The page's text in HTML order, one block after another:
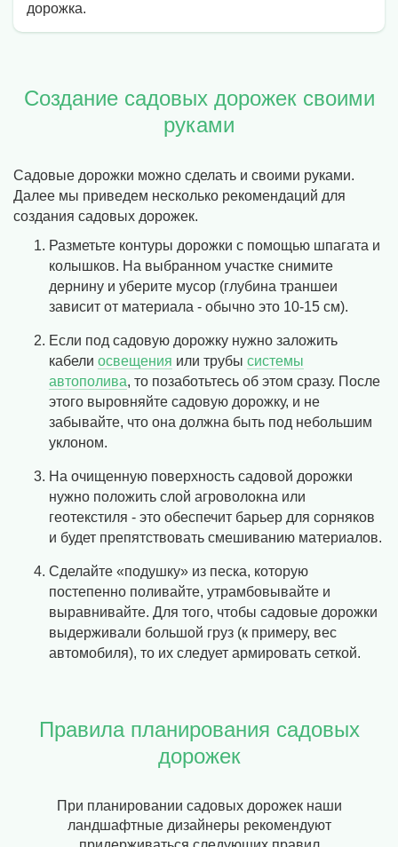
дорожка.
Создание садовых дорожек своими
руками
Садовые дорожки можно сделать и своими руками.
Далее мы приведем несколько рекомендаций для
создания садовых дорожек.
Разметьте контуры дорожки с помощью шпагата и
колышков. На выбранном участке снимите
дернину и уберите мусор (глубина траншеи
зависит от материала - обычно это 10-15 см).
Если под садовую дорожку нужно заложить
кабели освещения или трубы системы
автополива, то позаботьтесь об этом сразу. После
этого выровняйте садовую дорожку, и не
забывайте, что она должна быть под небольшим
уклоном.
На очищенную поверхность садовой дорожки
нужно положить слой агроволокна или
геотекстиля - это обеспечит барьер для сорняков
и будет препятствовать смешиванию материалов.
Сделайте «подушку» из песка, которую
постепенно поливайте, утрамбовывайте и
выравнивайте. Для того, чтобы садовые дорожки
выдерживали большой груз (к примеру, вес
автомобиля), то их следует армировать сеткой.
Правила планирования садовых
дорожек
При планировании садовых дорожек наши
ландшафтные дизайнеры рекомендуют